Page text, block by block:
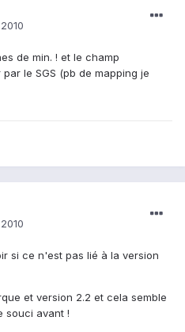
de min. ! et le champ
le SGS (pb de mapping je
si ce n'est pas lié à la version
et version 2.2 et cela semble
souci avant !